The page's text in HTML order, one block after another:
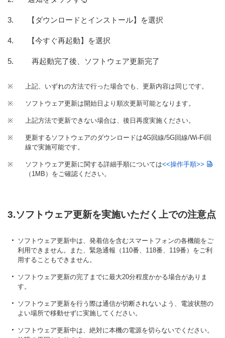
【ダウンロードとインストール】を選択
【今すぐ再起動】を選択
再起動完了後、ソフトウェア更新完了
※ 上記、いずれの方法で行った場合でも、更新内容は同じです。
※ ソフトウェア更新は開始日より順次更新可能となります。
※ 上記方法で更新できない場合は、後日再度実施ください。
※
更新するソフトウェアのダウンロードは4G回線/5G回線/Wi-Fi回
線で実施可能です。
※ ソフトウェア更新に関する詳細手順については<<操作手順>>
（1MB） をご確認ください。
3.ソフトウェア更新を実施いただく上での注意点
ソフトウェア更新中は、発着信を含むスマートフォンの各機能をご
利用できません。また、緊急通報（110番、118番、119番）をご利
用することもできません。
ソフトウェア更新の完了までに最大20分程度かかる場合がありま
す。
ソフトウェア更新を行う際は通信が切断されないよう、電波状態の
よい場所で移動せずに実施してください。
ソフトウェア更新中は、絶対に本機の電源を切らないでください。